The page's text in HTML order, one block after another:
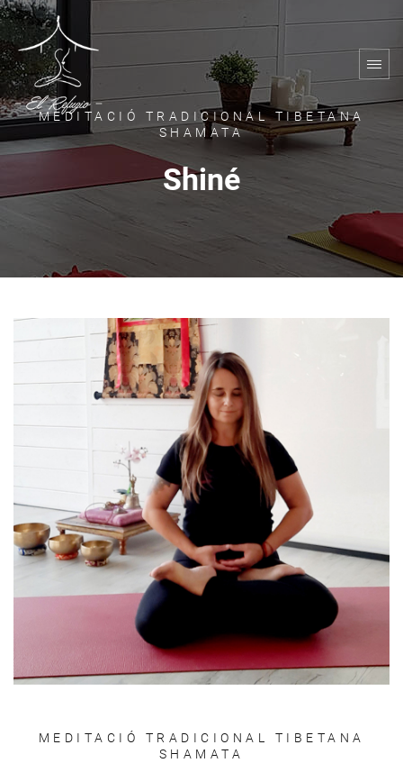
MEDITACIÓ TRADICIONAL TIBETANA
SHAMATA
Shiné
MEDITACIÓ TRADICIONAL TIBETANA
SHAMATA